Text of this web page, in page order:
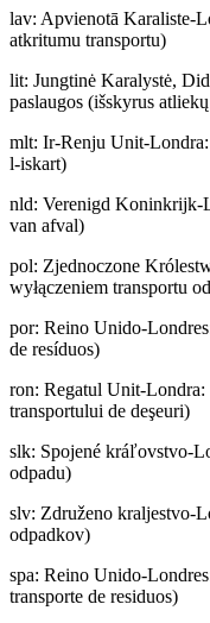
lav: Apvienotā Karaliste-
atkritumu transportu)
lit: Jungtinė Karalystė,
paslaugos (išskyrus
mlt: Ir-Renju Unit-Londra:
l-iskart)
nld: Verenigd Koninkrijk-
van afval)
pol: Zjednoczone
wyłączeniem transportu
por: Reino Unido-
de resíduos)
ron: Regatul Unit-Londra:
transportului de deşeuri)
slk: Spojené kráľovstvo-
odpadu)
slv: Združeno kraljestvo-
odpadkov)
spa: Reino Unido-
transporte de residuos)